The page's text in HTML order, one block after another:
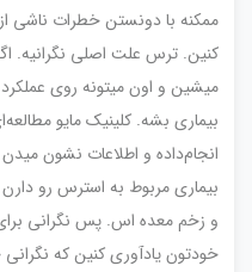
ممکنه با دونستن خطرات ناشی
کنین. ترس علت اصلی نگرانیه.
میشین و اون میتونه روی
بیماری بشه. کلینیک مایو
انجام‌داده و اطلاعات نشون
بیماری مربوط به استرس رو دارن
و زخم معده اس. پس نگرانی
خودتون یادآوری کنین که نگرانی